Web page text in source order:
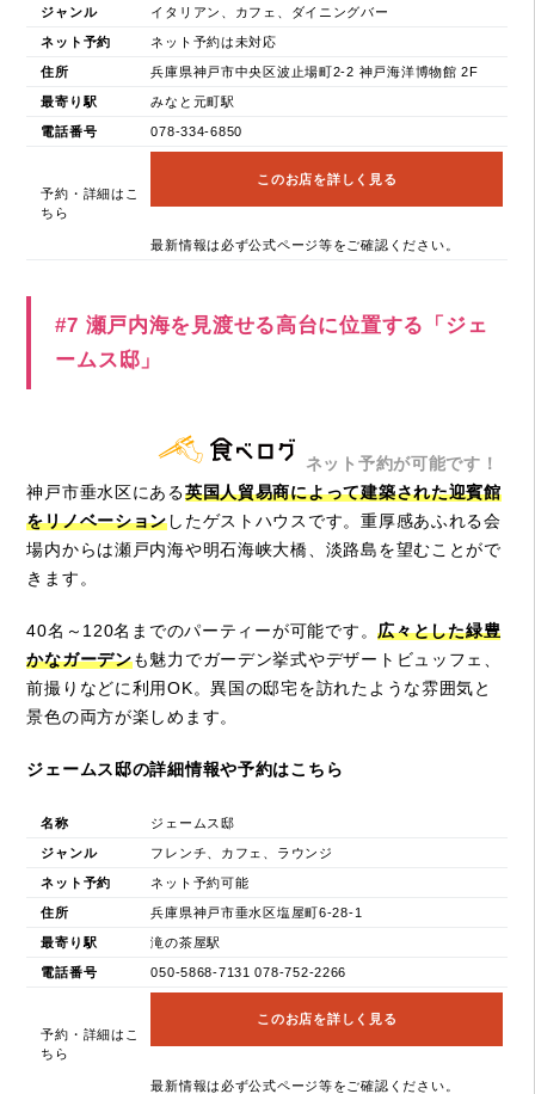
ジャンル イタリアン、カフェ、ダイニングバー
ネット予約 ネット予約は未対応
住所 兵庫県神戸市中央区波止場町2-2 神戸海洋博物館 2F
最寄り駅 みなと元町駅
電話番号 078-334-6850
予約・詳細はこ
ちら
このお店を詳しく見る
最新情報は必ず公式ページ等をご確認ください。
#7 瀬戸内海を見渡せる高台に位置する「ジェ
ームス邸」
ネット予約が可能です！
神戸市垂水区にある英国人貿易商によって建築された迎賓館
をリノベーションしたゲストハウスです。重厚感あふれる会
場内からは瀬戸内海や明石海峡大橋、淡路島を望むことがで
きます。
40名～120名までのパーティーが可能です。広々とした緑豊
かなガーデンも魅力でガーデン挙式やデザートビュッフェ、
前撮りなどに利用OK。異国の邸宅を訪れたような雰囲気と
景色の両方が楽しめます。
ジェームス邸の詳細情報や予約はこちら
名称 ジェームス邸
ジャンル フレンチ、カフェ、ラウンジ
ネット予約 ネット予約可能
住所 兵庫県神戸市垂水区塩屋町6-28-1
最寄り駅 滝の茶屋駅
電話番号 050-5868-7131 078-752-2266
予約・詳細はこ
ちら
このお店を詳しく見る
最新情報は必ず公式ページ等をご確認ください。